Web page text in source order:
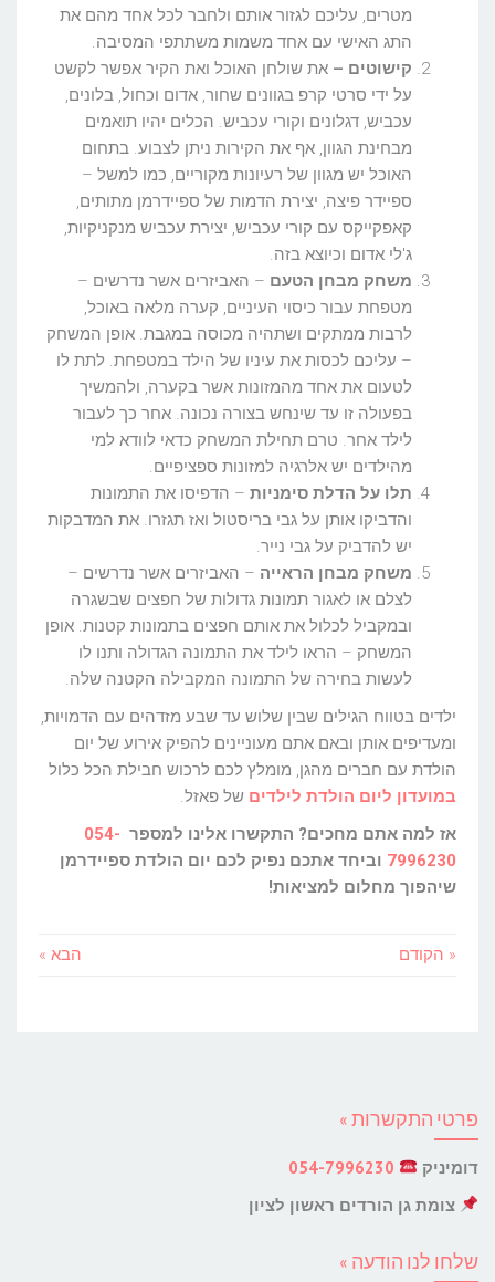
מטרים, עליכם לגזור אותם ולחבר לכל אחד מהם את
התג האישי עם אחד משמות משתתפי המסיבה.
קישוטים – את שולחן האוכל ואת הקיר אפשר לקשט
על ידי סרטי קרפ בגוונים שחור, אדום וכחול, בלונים,
עכביש, דגלונים וקורי עכביש. הכלים יהיו תואמים
מבחינת הגוון, אף את הקירות ניתן לצבוע. בתחום
האוכל יש מגוון של רעיונות מקוריים, כמו למשל –
ספיידר פיצה, יצירת הדמות של ספיידרמן מתותים,
קאפקייקס עם קורי עכביש, יצירת עכביש מנקניקיות,
ג'לי אדום וכיוצא בזה.
משחק מבחן הטעם – האביזרים אשר נדרשים –
מטפחת עבור כיסוי העיניים, קערה מלאה באוכל,
לרבות ממתקים ושתהיה מכוסה במגבת. אופן המשחק
– עליכם לכסות את עיניו של הילד במטפחת. לתת לו
לטעום את אחד מהמזונות אשר בקערה, ולהמשיך
בפעולה זו עד שינחש בצורה נכונה. אחר כך לעבור
לילד אחר. טרם תחילת המשחק כדאי לוודא למי
מהילדים יש אלרגיה למזונות ספציפיים.
תלו על הדלת סימניות – הדפיסו את התמונות
והדביקו אותן על גבי בריסטול ואז תגזרו. את המדבקות
יש להדביק על גבי נייר.
משחק מבחן הראייה – האביזרים אשר נדרשים –
לצלם או לאגור תמונות גדולות של חפצים שבשגרה
ובמקביל לכלול את אותם חפצים בתמונות קטנות. אופן
המשחק – הראו לילד את התמונה הגדולה ותנו לו
לעשות בחירה של התמונה המקבילה הקטנה שלה.
ילדים בטווח הגילים שבין שלוש עד שבע מזדהים עם הדמויות,
ומעדיפים אותן ובאם אתם מעוניינים להפיק אירוע של יום
הולדת עם חברים מהגן, מומלץ לכם לרכוש חבילת הכל כלול
במועדון ליום הולדת לילדים של פאזל.
אז למה אתם מחכים? התקשרו אלינו למספר 054-
7996230 וביחד אתכם נפיק לכם יום הולדת ספיידרמן
שיהפוך מחלום למציאות!
« הקודם הבא »
פרטי התקשרות »
דומיניק
054-7996230
צומת גן הורדים ראשון לציון
שלחו לנו הודעה »